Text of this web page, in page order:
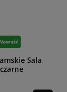
Nowość
Sala